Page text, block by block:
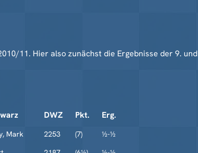
11. Hier also zunächst die Ergebnisse der 9.
DWZ Pkt. Erg.
Mark 2253 (7)
½-½